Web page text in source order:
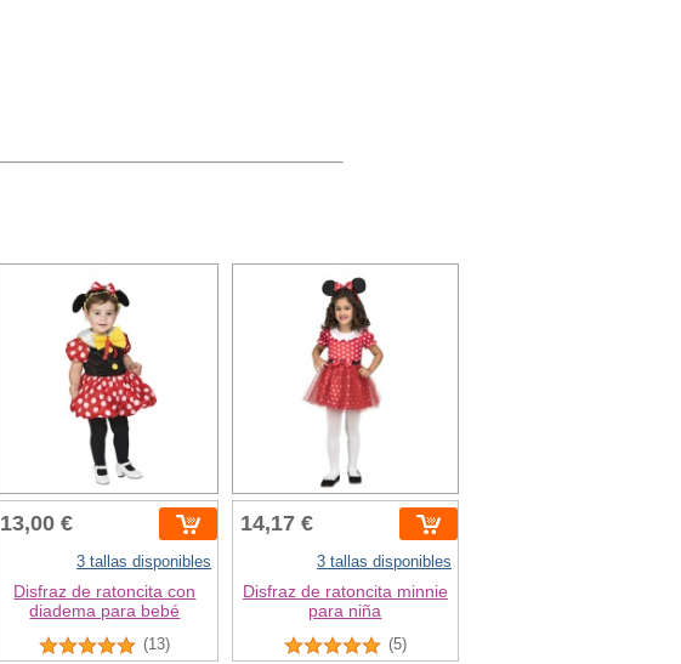
13,00 €
3 tallas disponibles
Disfraz de ratoncita con
diadema para bebé
(13)
14,17 €
3 tallas disponibles
Disfraz de ratoncita minnie
para niña
(5)